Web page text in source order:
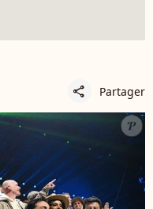
share Partager